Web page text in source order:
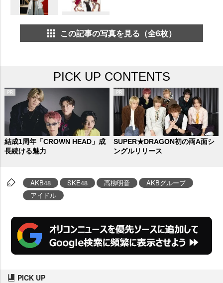
この記事の写真を見る（全6枚）
PICK UP CONTENTS
結成1周年「CROWN HEAD」成
長続ける魅力
SUPER★DRAGON初の両A面シ
ングルリリース
AKB48 SKE48 高柳明音
AKBグループ
アイドル
PICK UP